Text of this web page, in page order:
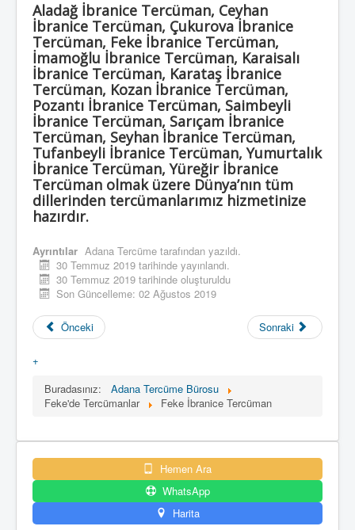
Aladağ İbranice Tercüman, Ceyhan
İbranice Tercüman, Çukurova İbranice
Tercüman, Feke İbranice Tercüman,
İmamoğlu İbranice Tercüman, Karaisalı
İbranice Tercüman, Karataş İbranice
Tercüman, Kozan İbranice Tercüman,
Pozantı İbranice Tercüman, Saimbeyli
İbranice Tercüman, Sarıçam İbranice
Tercüman, Seyhan İbranice Tercüman,
Tufanbeyli İbranice Tercüman, Yumurtalık
İbranice Tercüman, Yüreğir İbranice
Tercüman olmak üzere Dünya’nın tüm
dillerinden tercümanlarımız hizmetinize
hazırdır.
Ayrıntılar Adana Tercüme tarafından yazıldı.
30 Temmuz 2019 tarihinde yayınlandı.
30 Temmuz 2019 tarihinde oluşturuldu
Son Güncelleme: 02 Ağustos 2019
Önceki Sonraki
+
Buradasınız:
Adana Tercüme Bürosu
Feke'de Tercümanlar
Feke İbranice Tercüman
Hemen Ara
WhatsApp
Harita